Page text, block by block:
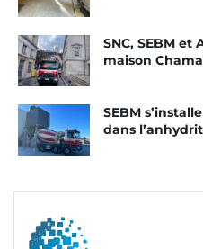
ont donc été entièrement
Puis, nous avons posé la
Assour 22 Confort GC de
ne nous restait plus qu’à
chape en question est
associée au complément
SNC, SEBM
maison
SEBM
dans